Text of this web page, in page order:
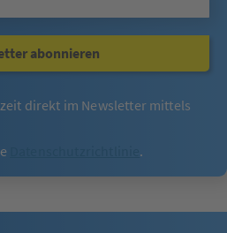
abonnieren
direkt im Newsletter mittels
.